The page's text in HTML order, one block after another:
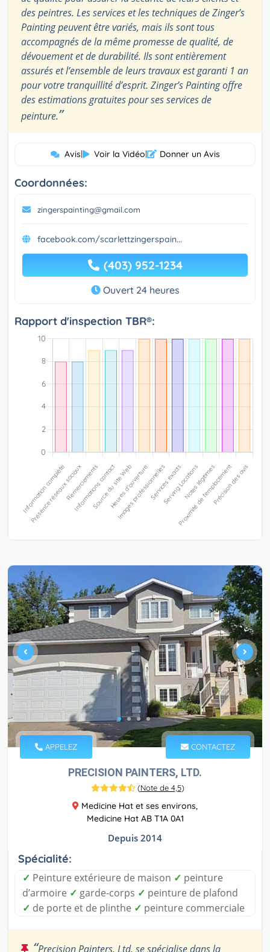
des peintres. Les services et les techniques de Zinger’s
Painting peuvent être variés, mais ils sont tous
accompagnés de la même promesse de qualité, de
dévouement et de durabilité. Ils sont entièrement
assurés et l’ensemble de leurs travaux est garanti 1 an
pour votre tranquillité d’esprit. Zinger’s Painting offre
des estimations gratuites pour ses services de
peinture.”
Avis| Voir la Vidéo| Donner un Avis
Coordonnées:
zingerspainting@gmail.com
facebook.com/scarlettzingerspain...
(403) 952-1234
Ouvert 24 heures
Rapport d'inspection TBR®:
APPELEZ CONTACTEZ
PRECISION PAINTERS, LTD.
(Note de 4,5)
Medicine Hat et ses environs,
Medicine Hat AB T1A 0A1
Depuis 2014
Spécialité:
✓ Peinture extérieure de maison ✓ peinture
d’armoire ✓ garde-corps ✓ peinture de plafond
✓ de porte et de plinthe ✓ peinture commerciale
“Precision Painters, Ltd. se spécialise dans la